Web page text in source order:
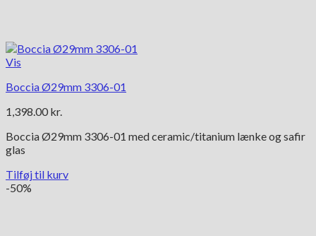
Vis
Boccia Ø29mm 3306-01
1,398.00 kr.
Boccia Ø29mm 3306-01 med ceramic/titanium lænke og safir
glas
Tilføj til kurv
-50%